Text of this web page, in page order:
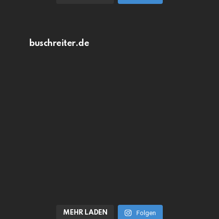
buschreiter.de
MEHR LADEN Folgen